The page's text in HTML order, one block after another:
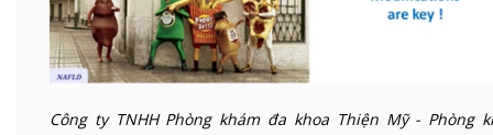
Công ty TNHH Phòng khám đa khoa Thiện Mỹ - Phòng